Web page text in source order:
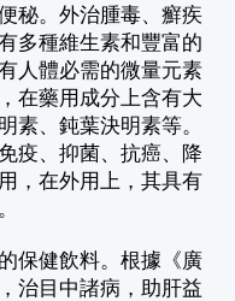
秘。外治腫毒、癬疾
多種維生素和豐富的
人體必需的微量元素
在藥用成分上含有大
素、鈍葉決明素等。
疫、抑菌、抗癌、降
，在外用上，其具有
保健飲料。根據《廣
治目中諸病，助肝益